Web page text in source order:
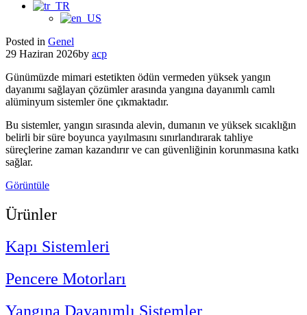
Posted in Genel
29 Haziran 2026by acp
Günümüzde mimari estetikten ödün vermeden yüksek yangın
dayanımı sağlayan çözümler arasında yangına dayanımlı camlı
alüminyum sistemler öne çıkmaktadır.
Bu sistemler, yangın sırasında alevin, dumanın ve yüksek sıcaklığın
belirli bir süre boyunca yayılmasını sınırlandırarak tahliye
süreçlerine zaman kazandırır ve can güvenliğinin korunmasına katkı
sağlar.
Görüntüle
Ürünler
Kapı Sistemleri
Pencere Motorları
Yangına Dayanımlı Sistemler